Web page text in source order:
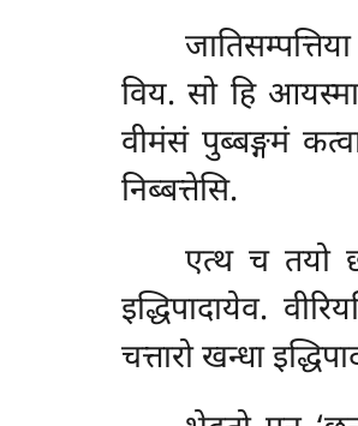
विय. सो हि
वीमंसं पुब्बङ्गमं
निब्बत्तेसि.
एत्थ च तयो
इद्धिपादायेव.
चत्तारो खन्धा